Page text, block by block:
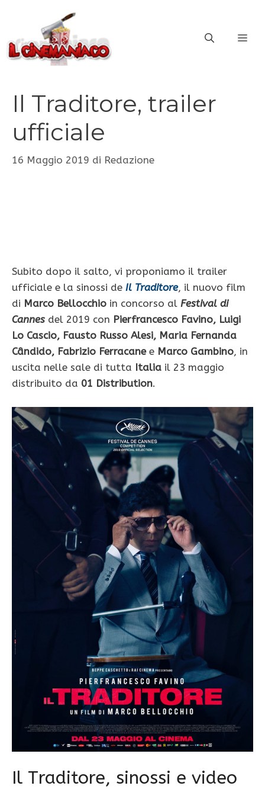
contenuto
Il Traditore, trailer
ufficiale
16 Maggio 2019 di Redazione
Subito dopo il salto, vi proponiamo il trailer
ufficiale e la sinossi de Il Traditore, il nuovo film
di Marco Bellocchio in concorso al Festival di
Cannes del 2019 con Pierfrancesco Favino, Luigi
Lo Cascio, Fausto Russo Alesi, Maria Fernanda
Cândido, Fabrizio Ferracane e Marco Gambino, in
uscita nelle sale di tutta Italia il 23 maggio
distribuito da 01 Distribution.
Il Traditore, sinossi e video